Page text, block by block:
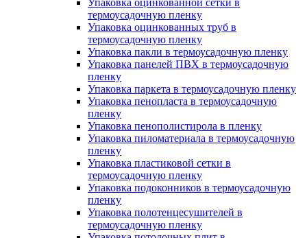
Упаковка оцинкованной сетки в
термоусадочную пленку
Упаковка оцинкованных труб в
термоусадочную пленку
Упаковка пакли в термоусадочную пленку
Упаковка панелей ПВХ в термоусадочную
пленку
Упаковка паркета в термоусадочную пленку
Упаковка пенопласта в термоусадочную
пленку
Упаковка пенополистирола в пленку
Упаковка пиломатериала в термоусадочную
пленку
Упаковка пластиковой сетки в
термоусадочную пленку
Упаковка подоконников в термоусадочную
пленку
Упаковка полотенцесушителей в
термоусадочную пленку